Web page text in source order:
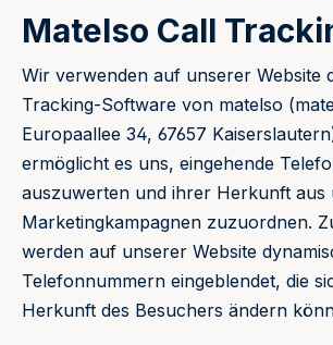
Matelso Call
Wir verwenden auf unserer Website
Tracking-Software von matelso
Europaallee 34, 67657
ermöglicht es uns, eingehende
auszuwerten und ihrer Herkunft aus
Marketingkampagnen zuzuordnen.
werden auf unserer Website
Telefonnummern eingeblendet, die
Herkunft des Besuchers ändern